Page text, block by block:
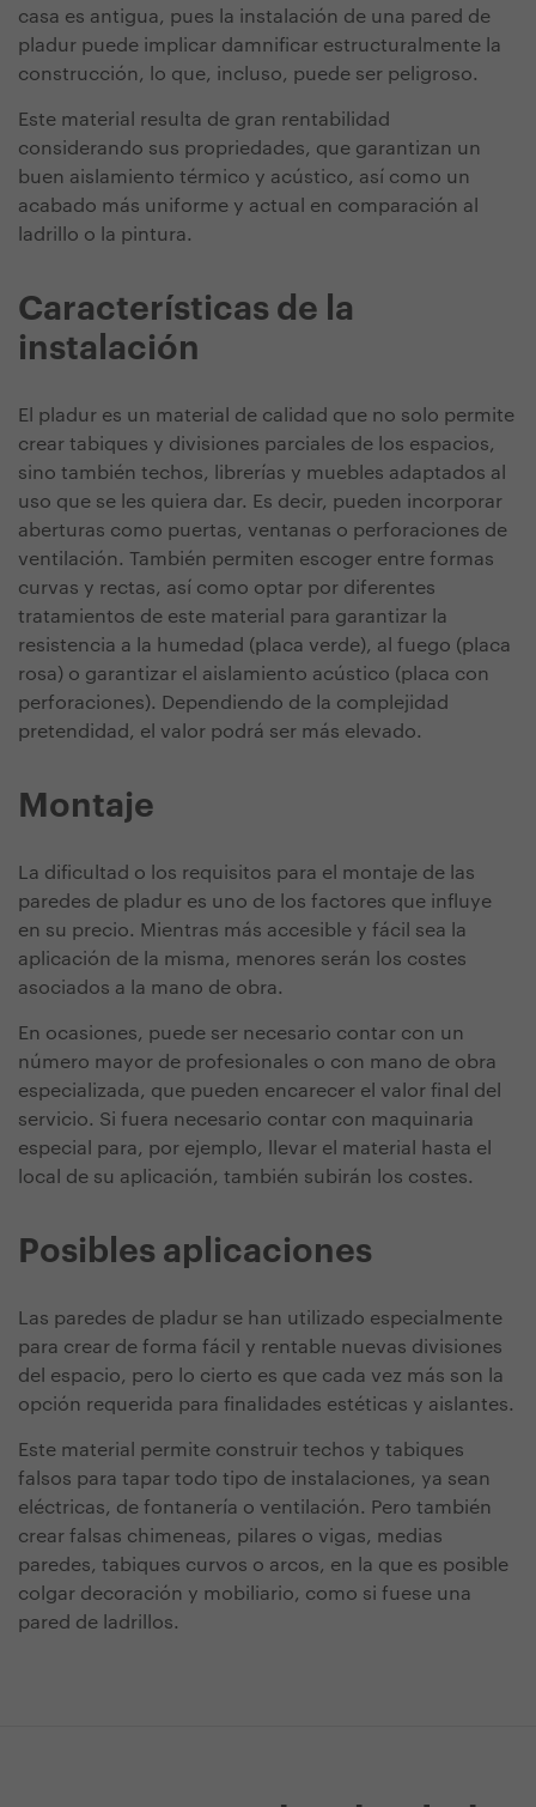
casa es antigua, pues la instalación de una pared de
pladur puede implicar damnificar estructuralmente la
construcción, lo que, incluso, puede ser peligroso.
Este material resulta de gran rentabilidad
considerando sus propriedades, que garantizan un
buen aislamiento térmico y acústico, así como un
acabado más uniforme y actual en comparación al
ladrillo o la pintura.
Características de la
instalación
El pladur es un material de calidad que no solo permite
crear tabiques y divisiones parciales de los espacios,
sino también techos, librerías y muebles adaptados al
uso que se les quiera dar. Es decir, pueden incorporar
aberturas como puertas, ventanas o perforaciones de
ventilación. También permiten escoger entre formas
curvas y rectas, así como optar por diferentes
tratamientos de este material para garantizar la
resistencia a la humedad (placa verde), al fuego (placa
rosa) o garantizar el aislamiento acústico (placa con
perforaciones). Dependiendo de la complejidad
pretendidad, el valor podrá ser más elevado.
Montaje
La dificultad o los requisitos para el montaje de las
paredes de pladur es uno de los factores que influye
en su precio. Mientras más accesible y fácil sea la
aplicación de la misma, menores serán los costes
asociados a la mano de obra.
En ocasiones, puede ser necesario contar con un
número mayor de profesionales o con mano de obra
especializada, que pueden encarecer el valor final del
servicio. Si fuera necesario contar con maquinaria
especial para, por ejemplo, llevar el material hasta el
local de su aplicación, también subirán los costes.
Posibles aplicaciones
Las paredes de pladur se han utilizado especialmente
para crear de forma fácil y rentable nuevas divisiones
del espacio, pero lo cierto es que cada vez más son la
opción requerida para finalidades estéticas y aislantes.
Este material permite construir techos y tabiques
falsos para tapar todo tipo de instalaciones, ya sean
eléctricas, de fontanería o ventilación. Pero también
crear falsas chimeneas, pilares o vigas, medias
paredes, tabiques curvos o arcos, en la que es posible
colgar decoración y mobiliario, como si fuese una
pared de ladrillos.